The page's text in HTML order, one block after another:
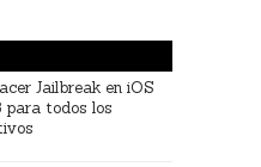
Jailbreak en iOS
para todos los